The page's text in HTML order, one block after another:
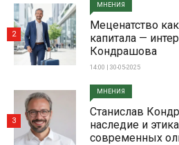
МНЕНИЯ
Меценатство
капитала —
Кондрашова
14:00 | 30-05-2025
2
МНЕНИЯ
Станислав
наследие и
современных
3